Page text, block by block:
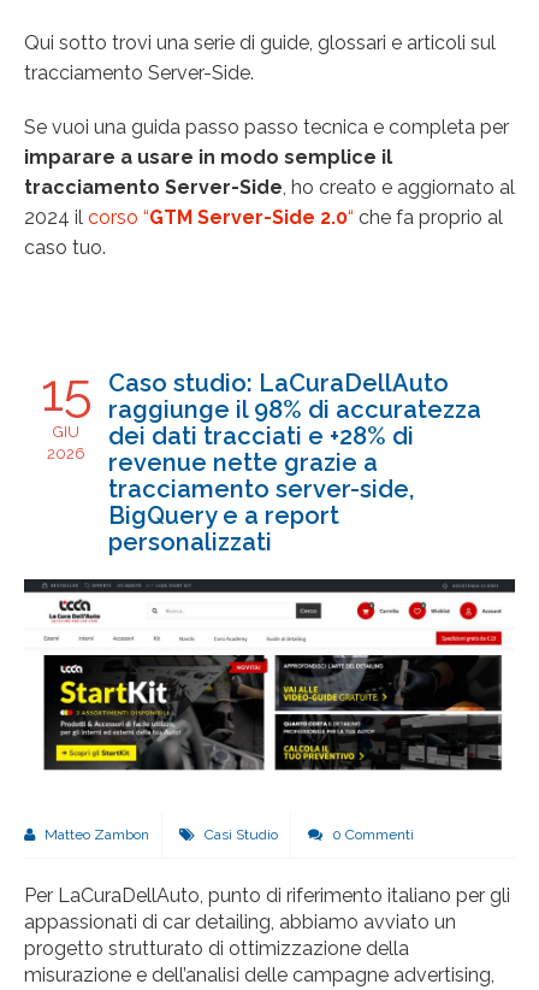
Qui sotto trovi una serie di guide, glossari e articoli sul
tracciamento Server-Side.
Se vuoi una guida passo passo tecnica e completa per
imparare a usare in modo semplice il
tracciamento Server-Side, ho creato e aggiornato al
2024 il corso “GTM Server-Side 2.0“ che fa proprio al
caso tuo.
15
GIU
2026
Caso studio: LaCuraDellAuto
raggiunge il 98% di accuratezza
dei dati tracciati e +28% di
revenue nette grazie a
tracciamento server-side,
BigQuery e a report
personalizzati
Matteo Zambon Casi Studio 0 Commenti
Per LaCuraDellAuto, punto di riferimento italiano per gli
appassionati di car detailing, abbiamo avviato un
progetto strutturato di ottimizzazione della
misurazione e dell’analisi delle campagne advertising,